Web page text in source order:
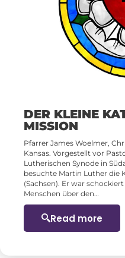
DER KLEINE
MISSION
Pfarrer James Woelmer,
Kansas. Vorgestellt vor
Lutherischen Synode in
besuchte Martin Luther die
(Sachsen). Er war
Menschen über den…
Read more